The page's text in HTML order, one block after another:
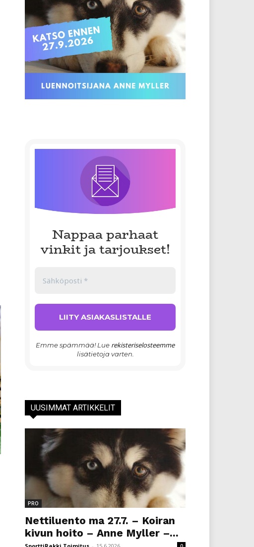
Nappaa parhaat
vinkit ja tarjoukset!
Emme spämmää! Lue rekisteriselosteemme
lisätietoja varten.
UUSIMMAT ARTIKKELIT
PRO
Nettiluento ma 27.7. – Koiran
kivun hoito – Anne Myller –...